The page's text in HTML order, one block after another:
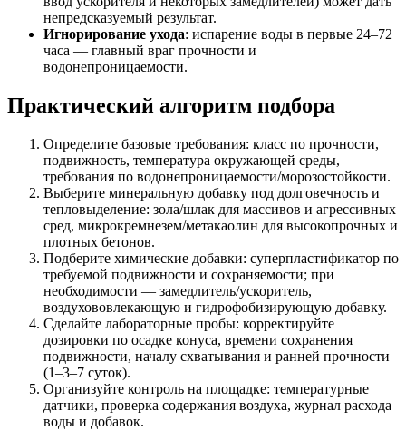
непредсказуемый результат.
Игнорирование ухода: испарение воды в первые 24–72
часа — главный враг прочности и
водонепроницаемости.
Практический алгоритм подбора
Определите базовые требования: класс по прочности,
подвижность, температура окружающей среды,
требования по водонепроницаемости/морозостойкости.
Выберите минеральную добавку под долговечность и
тепловыделение: зола/шлак для массивов и агрессивных
сред, микрокремнезем/метакаолин для высокопрочных и
плотных бетонов.
Подберите химические добавки: суперпластификатор по
требуемой подвижности и сохраняемости; при
необходимости — замедлитель/ускоритель,
воздухововлекающую и гидрофобизирующую добавку.
Сделайте лабораторные пробы: корректируйте
дозировки по осадке конуса, времени сохранения
подвижности, началу схватывания и ранней прочности
(1–3–7 суток).
Организуйте контроль на площадке: температурные
датчики, проверка содержания воздуха, журнал расхода
воды и добавок.